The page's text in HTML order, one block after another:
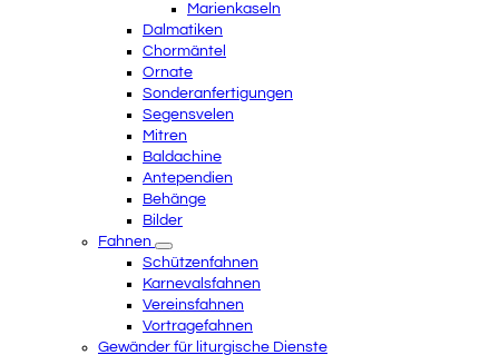
Marienkaseln
Dalmatiken
Chormäntel
Ornate
Sonderanfertigungen
Segensvelen
Mitren
Baldachine
Antependien
Behänge
Bilder
Fahnen
Schützenfahnen
Karnevalsfahnen
Vereinsfahnen
Vortragefahnen
Gewänder für liturgische Dienste